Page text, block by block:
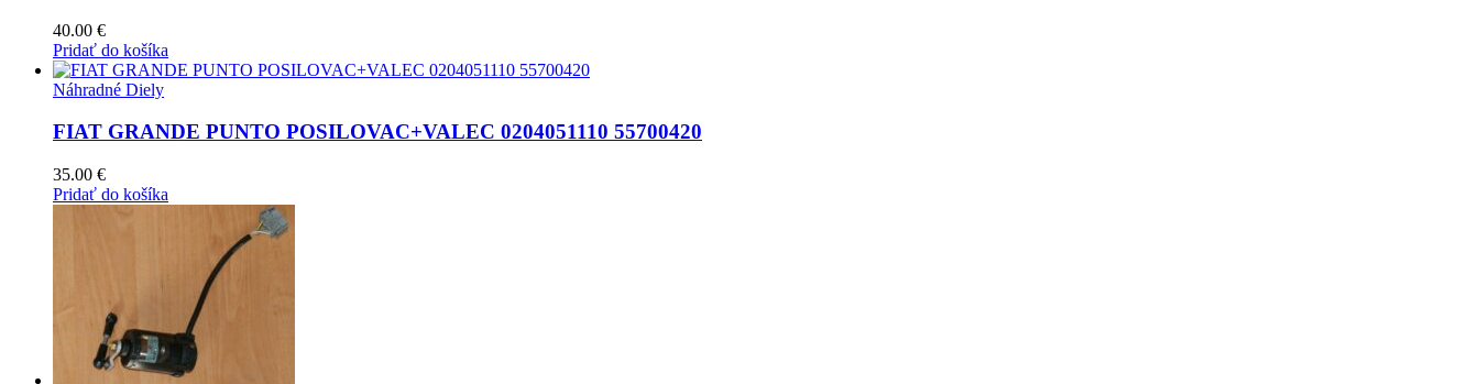
40.00 €
Pridať do košíka
Náhradné Diely
FIAT GRANDE PUNTO POSILOVAC+VALEC 0204051110 55700420
35.00 €
Pridať do košíka